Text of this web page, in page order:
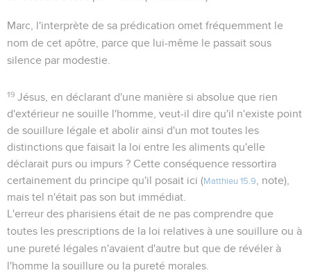
Marc, l'interprète de sa prédication omet fréquemment le
nom de cet apôtre, parce que lui-même le passait sous
silence par modestie.
19 Jésus, en déclarant d'une manière si absolue que rien
d'extérieur ne souille l'homme, veut-il dire qu'il n'existe point
de souillure légale et abolir ainsi d'un mot toutes les
distinctions que faisait la loi entre les aliments qu'elle
déclarait purs ou impurs ? Cette conséquence ressortira
certainement du principe qu'il posait ici (Matthieu 15.9
, note),
mais tel n'était pas son but immédiat.
L'erreur des pharisiens était de ne pas comprendre que
toutes les prescriptions de la loi relatives à une souillure ou à
une pureté légales n'avaient d'autre but que de révéler à
l'homme la souillure ou la pureté morales.